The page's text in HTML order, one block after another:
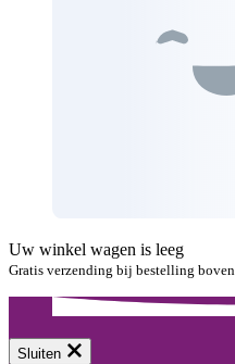
Uw winkel wagen is leeg
Gratis verzending bij bestelling boven
Sluiten